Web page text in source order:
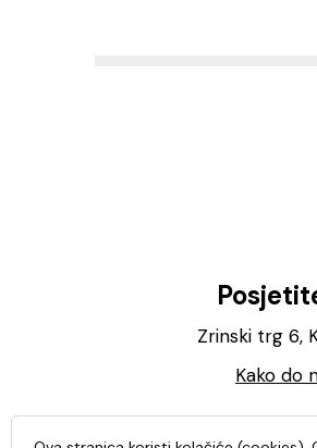
Zrinski trg 6,
Kako do